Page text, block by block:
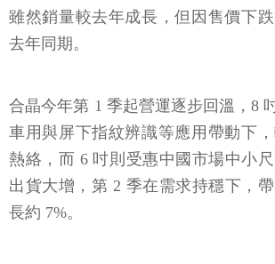
雖然銷量較去年成長，但因售價下
去年同期。
合晶今年第 1 季起營運逐步回溫，8
車用與屏下指紋辨識等應用帶動下
熱絡，而 6 吋則受惠中國市場中小尺
出貨大增，第 2 季在需求持穩下，
長約 7%。